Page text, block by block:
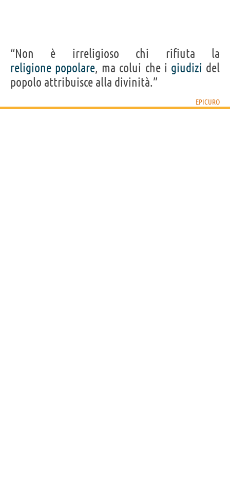
“Non è irreligioso chi rifiuta la
religione popolare, ma colui che i giudizi del
popolo attribuisce alla divinità.”
EPICURO